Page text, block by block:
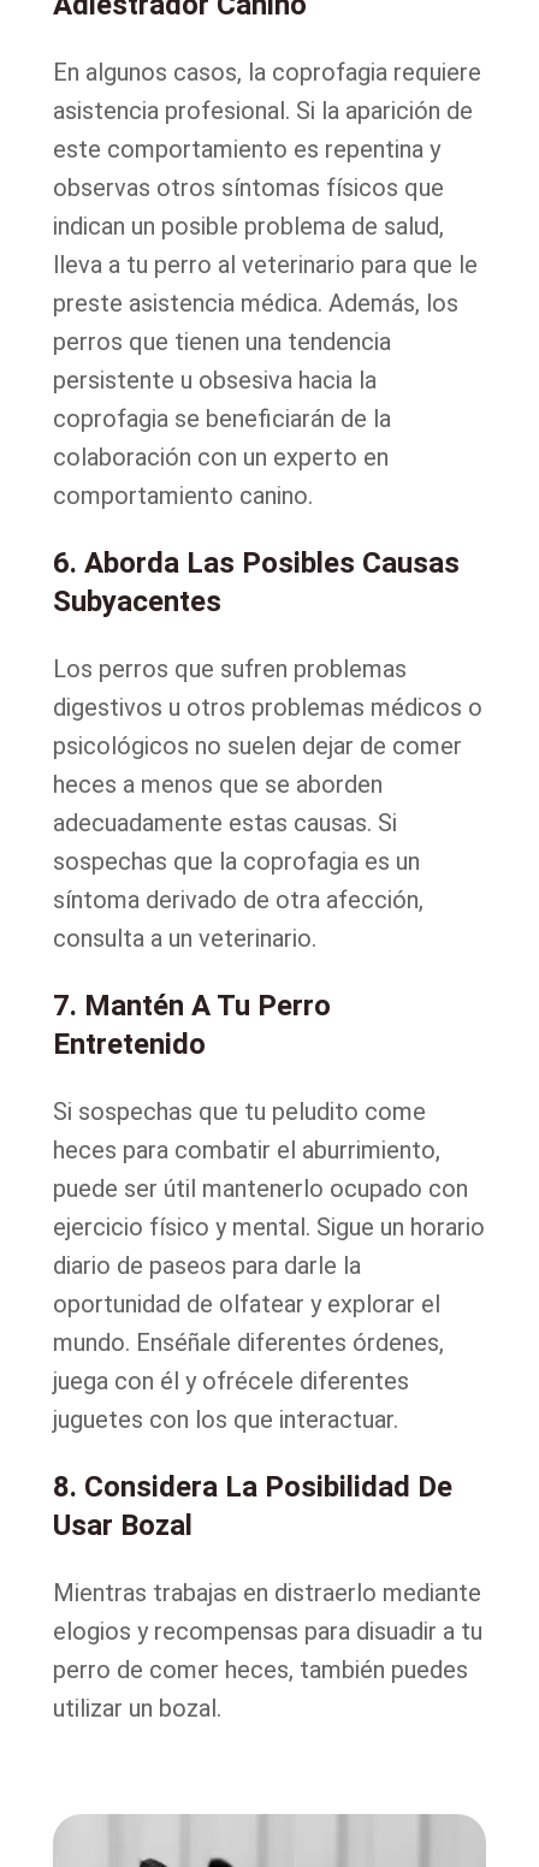
En algunos casos, la coprofagia requiere
asistencia profesional. Si la aparición de
este comportamiento es repentina y
observas otros síntomas físicos que
indican un posible problema de salud,
lleva a tu perro al veterinario para que le
preste asistencia médica. Además, los
perros que tienen una tendencia
persistente u obsesiva hacia la
coprofagia se beneficiarán de la
colaboración con un experto en
comportamiento canino.
6. Aborda Las Posibles Causas
Subyacentes
Los perros que sufren problemas
digestivos u otros problemas médicos o
psicológicos no suelen dejar de comer
heces a menos que se aborden
adecuadamente estas causas. Si
sospechas que la coprofagia es un
síntoma derivado de otra afección,
consulta a un veterinario.
7. Mantén A Tu Perro
Entretenido
Si sospechas que tu peludito come
heces para combatir el aburrimiento,
puede ser útil mantenerlo ocupado con
ejercicio físico y mental. Sigue un horario
diario de paseos para darle la
oportunidad de olfatear y explorar el
mundo. Enséñale diferentes órdenes,
juega con él y ofrécele diferentes
juguetes con los que interactuar.
8. Considera La Posibilidad De
Usar Bozal
Mientras trabajas en distraerlo mediante
elogios y recompensas para disuadir a tu
perro de comer heces, también puedes
utilizar un bozal.